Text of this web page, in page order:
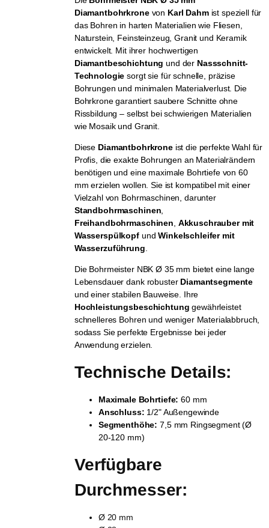
Diamantbohrkronevon Karl Dahmist speziell für
das Bohren in harten Materialien wie Fliesen,
Naturstein, Feinsteinzeug, Granit und Keramik
entwickelt. Mit ihrer hochwertigen
Diamantbeschichtung und der Nassschnitt-
Technologie sorgt sie für schnelle, präzise
Bohrungen und minimalen Materialverlust. Die
Bohrkrone garantiert saubere Schnitte ohne
Rissbildung – selbst bei schwierigen Materialien
wie Mosaik und Granit.
Diese Diamantbohrkroneist die perfekte Wahl für
Profis, die exakte Bohrungen an Materialrändern
benötigen und eine maximale Bohrtiefe von 60
mm erzielen wollen. Sie ist kompatibel mit einer
Vielzahl von Bohrmaschinen, darunter
Standbohrmaschinen,
Freihandbohrmaschinen, Akkuschrauber mit
WasserspülkopfundWinkelschleifer mit
Wasserzuführung.
Die Bohrmeister NBK Ø 35 mm bietet eine lange
Lebensdauer dank robuster Diamantsegmente
und einer stabilen Bauweise. Ihre
Hochleistungsbeschichtung gewährleistet
schnelleres Bohren und weniger Materialabbruch,
sodass Sie perfekte Ergebnisse bei jeder
Anwendung erzielen.
Technische Details:
Maximale Bohrtiefe: 60 mm
Anschluss: 1/2" Außengewinde
Segmenthöhe: 7,5 mm Ringsegment (Ø
20-120 mm)
Verfügbare
Durchmesser:
Ø 20 mm